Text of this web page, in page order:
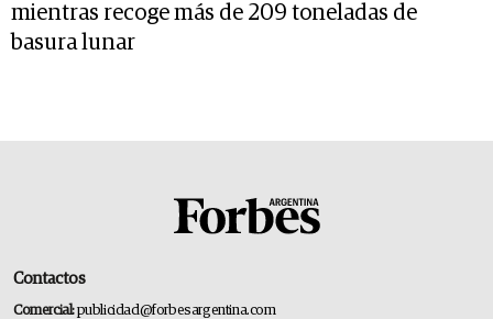
mientras recoge más de 209 toneladas de
basura lunar
Contactos
Comercial:publicidad@forbesargentina.com